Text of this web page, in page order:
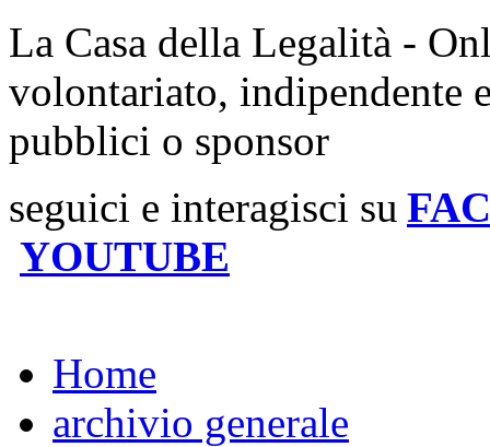
La Casa della Legalità -
volontariato, indipendente
pubblici o sponsor
seguici e interagisci su
YOUTUBE
Home
archivio generale